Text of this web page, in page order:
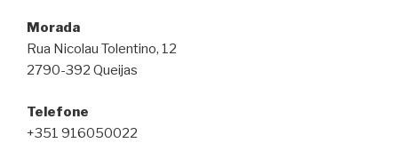
Morada
Rua Nicolau Tolentino, 12
2790-392 Queijas
Telefone
+351 916050022